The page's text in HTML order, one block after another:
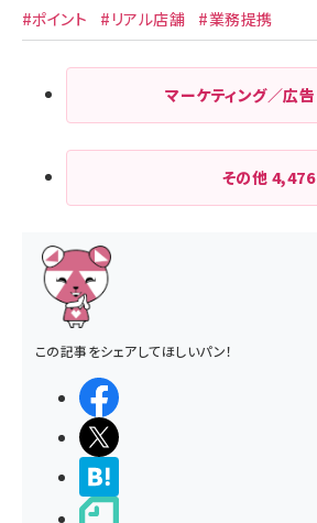
#ポイント #リアル店舗 #業務提携
マーケティング／広告
その他 4,476
この記事をシェアしてほしいパン！